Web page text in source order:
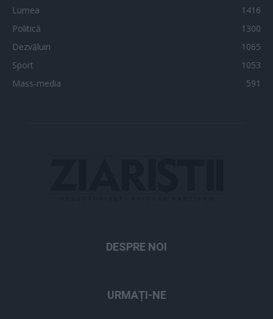
Lumea
1416
Politică
1300
Dezvăluiri
1065
Sport
1053
Mass-media
591
DESPRE NOI
URMAȚI-NE